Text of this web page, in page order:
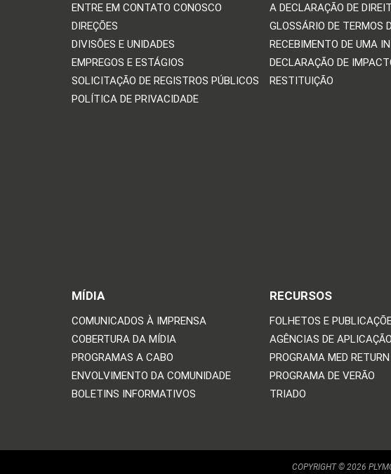
ENTRE EM CONTATO CONOSCO
DIREÇÕES
DIVISÕES E UNIDADES
EMPREGOS E ESTÁGIOS
SOLICITAÇÃO DE REGISTROS PÚBLICOS
POLÍTICA DE PRIVACIDADE
A DECLARAÇÃO DE
GLOSSÁRIO DE TERMOS
RECEBIMENTO DE UMA
DECLARAÇÃO DE
RESTITUIÇÃO
MÍDIA
COMUNICADOS À IMPRENSA
COBERTURA DA MÍDIA
PROGRAMAS A CABO
ENVOLVIMENTO DA COMUNIDADE
BOLETINS INFORMATIVOS
RECURSOS
FOLHETOS E
AGÊNCIAS DE
PROGRAMA MED RETURN
PROGRAMA DE VERÃO
TRIADO
COPYRIGHT © 2026